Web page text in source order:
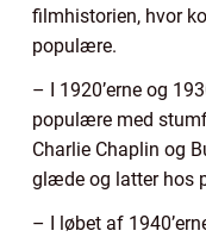
filmhistorien, hvor
populære.
– I 1920’erne og
populære med
Charlie Chaplin og
glæde og latter hos
– I løbet af